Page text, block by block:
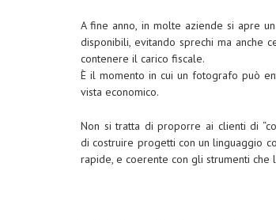
A fine anno, in molte aziende si apre
disponibili, evitando sprechi ma anche
contenere il carico fiscale.
È il momento in cui un fotografo può
vista economico.
Non si tratta di proporre ai clienti di
di costruire progetti con un linguaggio
rapide, e coerente con gli strumenti che